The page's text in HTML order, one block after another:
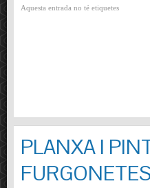
Aquesta entrada no té etiquetes
PLANXA I
FURGONETES